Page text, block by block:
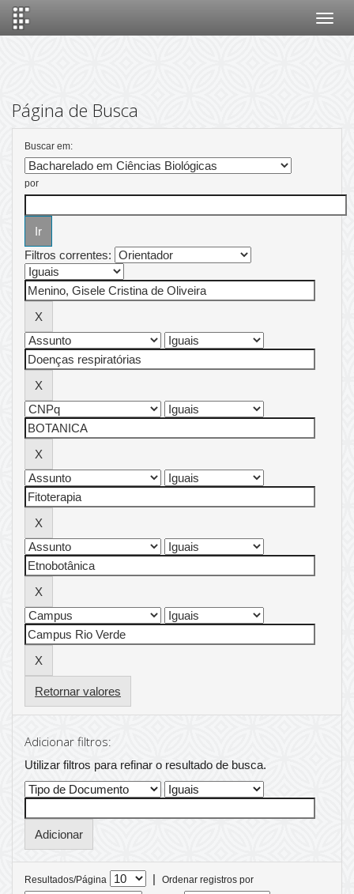
Página de Busca
Buscar em:
por
Filtros correntes:
Retornar valores
Adicionar filtros:
Utilizar filtros para refinar o resultado de busca.
Resultados/Página |
Ordenar registros por